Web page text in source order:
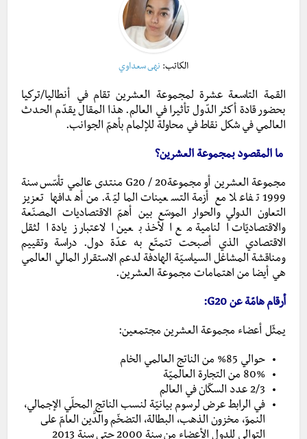
الكاتب: نهى سعداوي
القمة التاسعة عشرة لمجموعة العشرين تقام في أنطاليا/تركيا
بحضور قادة أكثر الدّول تأثيرا في العالم. هذا المقال يقدّم الحدث
العالمي في شكل نقاط في محاولة للإلمام بأهمّ الجوانب.
ما المقصود بمجموعة العشرين؟
مجموعة العشرين أو مجموعة20 / G20 منتدى عالمي تأسّس سنة
1999 تفاعلا مع أزمة التسعينات الماليّة. من أهدافها تعزيز
التعاون الدولي والحوار الموسّع بين أهمّ الاقتصاديات المصنّعة
والاقتصاديّات النامية مع الأخذ بعين الاعتبار زيادة الثقل
الاقتصادي الذي أصبحت تتمتّع به عدّة دول. دراسة وتقييم
ومناقشة المشاغل السياسيّة الهادفة لدعم الاستقرار المالي العالمي
هي أيضا من اهتمامات مجموعة العشرين.
أرقام هامّة عن G20:
يمثّل أعضاء مجموعة العشرين مجتمعين:
حوالي 85% من الناتج العالمي الخام
80% من التجارة العالميّة
2/3 عدد السكّان في العالم
في الرابط عرض لرسوم بيانيّة لنسب الناتج المحلّي الإجمالي،
النموّ، مخزون الذهب، البطالة، التضخّم والدَّين العامّ على